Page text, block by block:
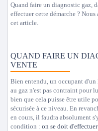
Quand faire un diagnostic gaz,
effectuer cette démarche ?
cet article.
QUAND FAIRE UN
VENTE
Bien entendu, un occupant
au gaz n'est pas contraint pour
bien que cela puisse être utile
sécurisée à ce niveau. En
en cours, il faudra absolument
condition : on se doit